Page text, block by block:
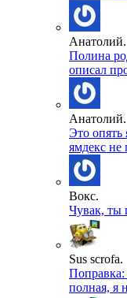
Анатолий.
Полина
описал
Анатолий.
Это опять
ямдекс не
Вокс.
Чувак, ты
Sus scrofa.
полная, я